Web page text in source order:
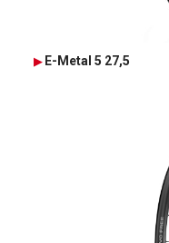
E-Metal 5 27,5